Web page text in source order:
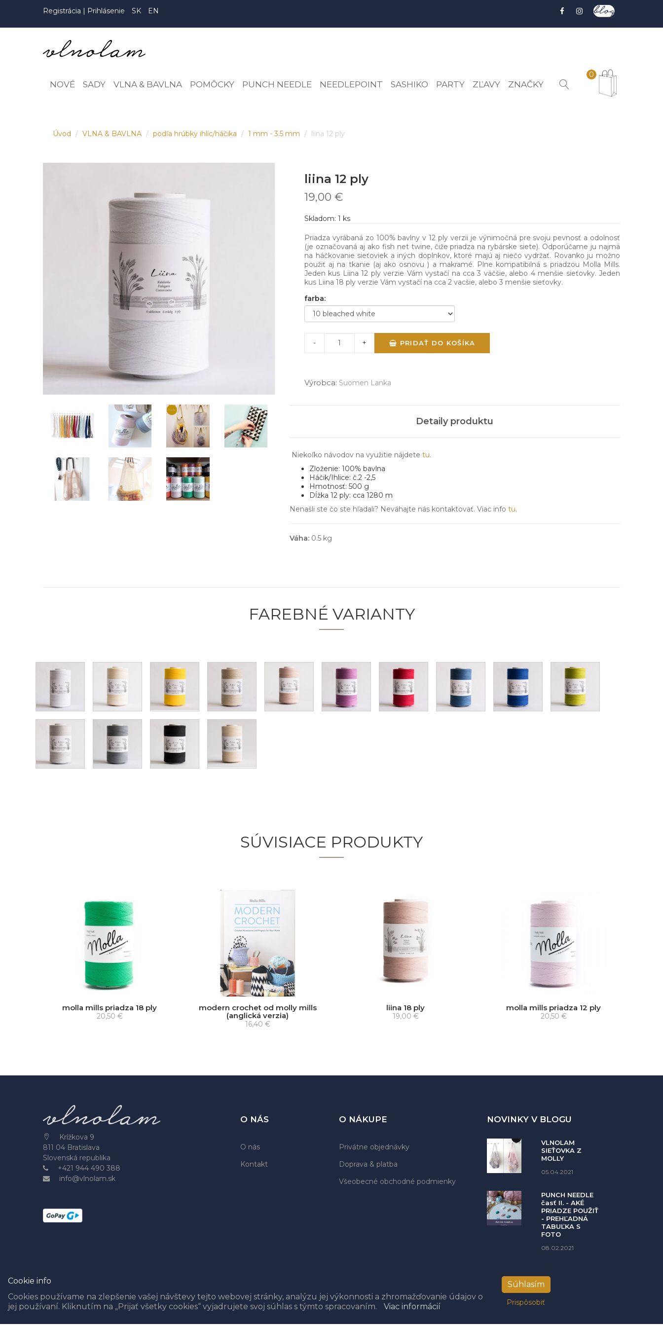
Registrácia | Prihlásenie SK EN
NOVÉ SADY VLNA & BAVLNA POMÔCKY PUNCH NEEDLE NEEDLEPOINT SASHIKO PARTY ZĽAVY ZNAČKY
0
Úvod VLNA & BAVLNA podľa hrúbky ihlíc/háčika 1 mm - 3.5 mm liina 12 ply
Cookie info
Cookies používame na zlepšenie vašej návštevy tejto webovej stránky, analýzu jej výkonnosti a zhromažďovanie údajov o
jej používaní. Kliknutím na „Prijať všetky cookies“ vyjadrujete svoj súhlas s týmto spracovaním.
Viac informácií
Súhlasím
Prispôsobiť
liina 12 ply
19,00 €
Skladom: 1 ks
Priadza vyrábaná zo 100% bavlny v 12 ply verzii je výnimočná pre svoju pevnosť a odolnosť
(je označovaná aj ako fish net twine, čiže priadza na rybárske siete). Odporúčame ju najmä
na háčkovanie sieťoviek a iných doplnkov, ktoré majú aj niečo vydržať. Rovanko ju možno
použiť aj na tkanie (aj ako osnovu ) a makramé. Plne kompatibilná s priadzou Molla Mills.
Jeden kus Liina 12 ply verzie Vám vystačí na cca 3 väčšie, alebo 4 menšie sieťovky. Jeden
kus Liina 18 ply verzie Vám vystačí na cca 2 vacšie, alebo 3 menšie sieťovky.
farba:
- + PRIDAŤ DO KOŠÍKA
Výrobca: Suomen Lanka
Detaily produktu
Niekoľko návodov na využitie nájdete tu.
Zloženie: 100% bavlna
Háčik/Ihlice: č.2 -2,5
Hmotnosť: 500 g
Dĺžka 12 ply: cca 1280 m
Nenašli ste čo ste hľadali? Neváhajte nás kontaktovať. Viac info tu.
Váha: 0.5 kg
FAREBNÉ VARIANTY
SÚVISIACE PRODUKTY
molla mills priadza 18 ply
20,50 €
modern crochet od molly mills
(anglická verzia)
16,40 €
liina 18 ply
19,00 €
molla mills priadza 12 ply
20,50 €
Krížkova 9
811 04 Bratislava
Slovenská republika
+421 944 490 388
info@vlnolam.sk
O NÁS
O nás
Kontakt
O NÁKUPE
Privátne objednávky
Doprava & platba
Všeobecné obchodné podmienky
NOVINKY V BLOGU
VLNOLAM
SIEŤOVKA Z
MOLLY
05.04.2021
PUNCH NEEDLE
časť II. - AKÉ
PRIADZE POUŽIŤ
- PREHĽADNÁ
TABUĽKA S
FOTO
08.02.2021
Copyright © všetky práva vyhradené